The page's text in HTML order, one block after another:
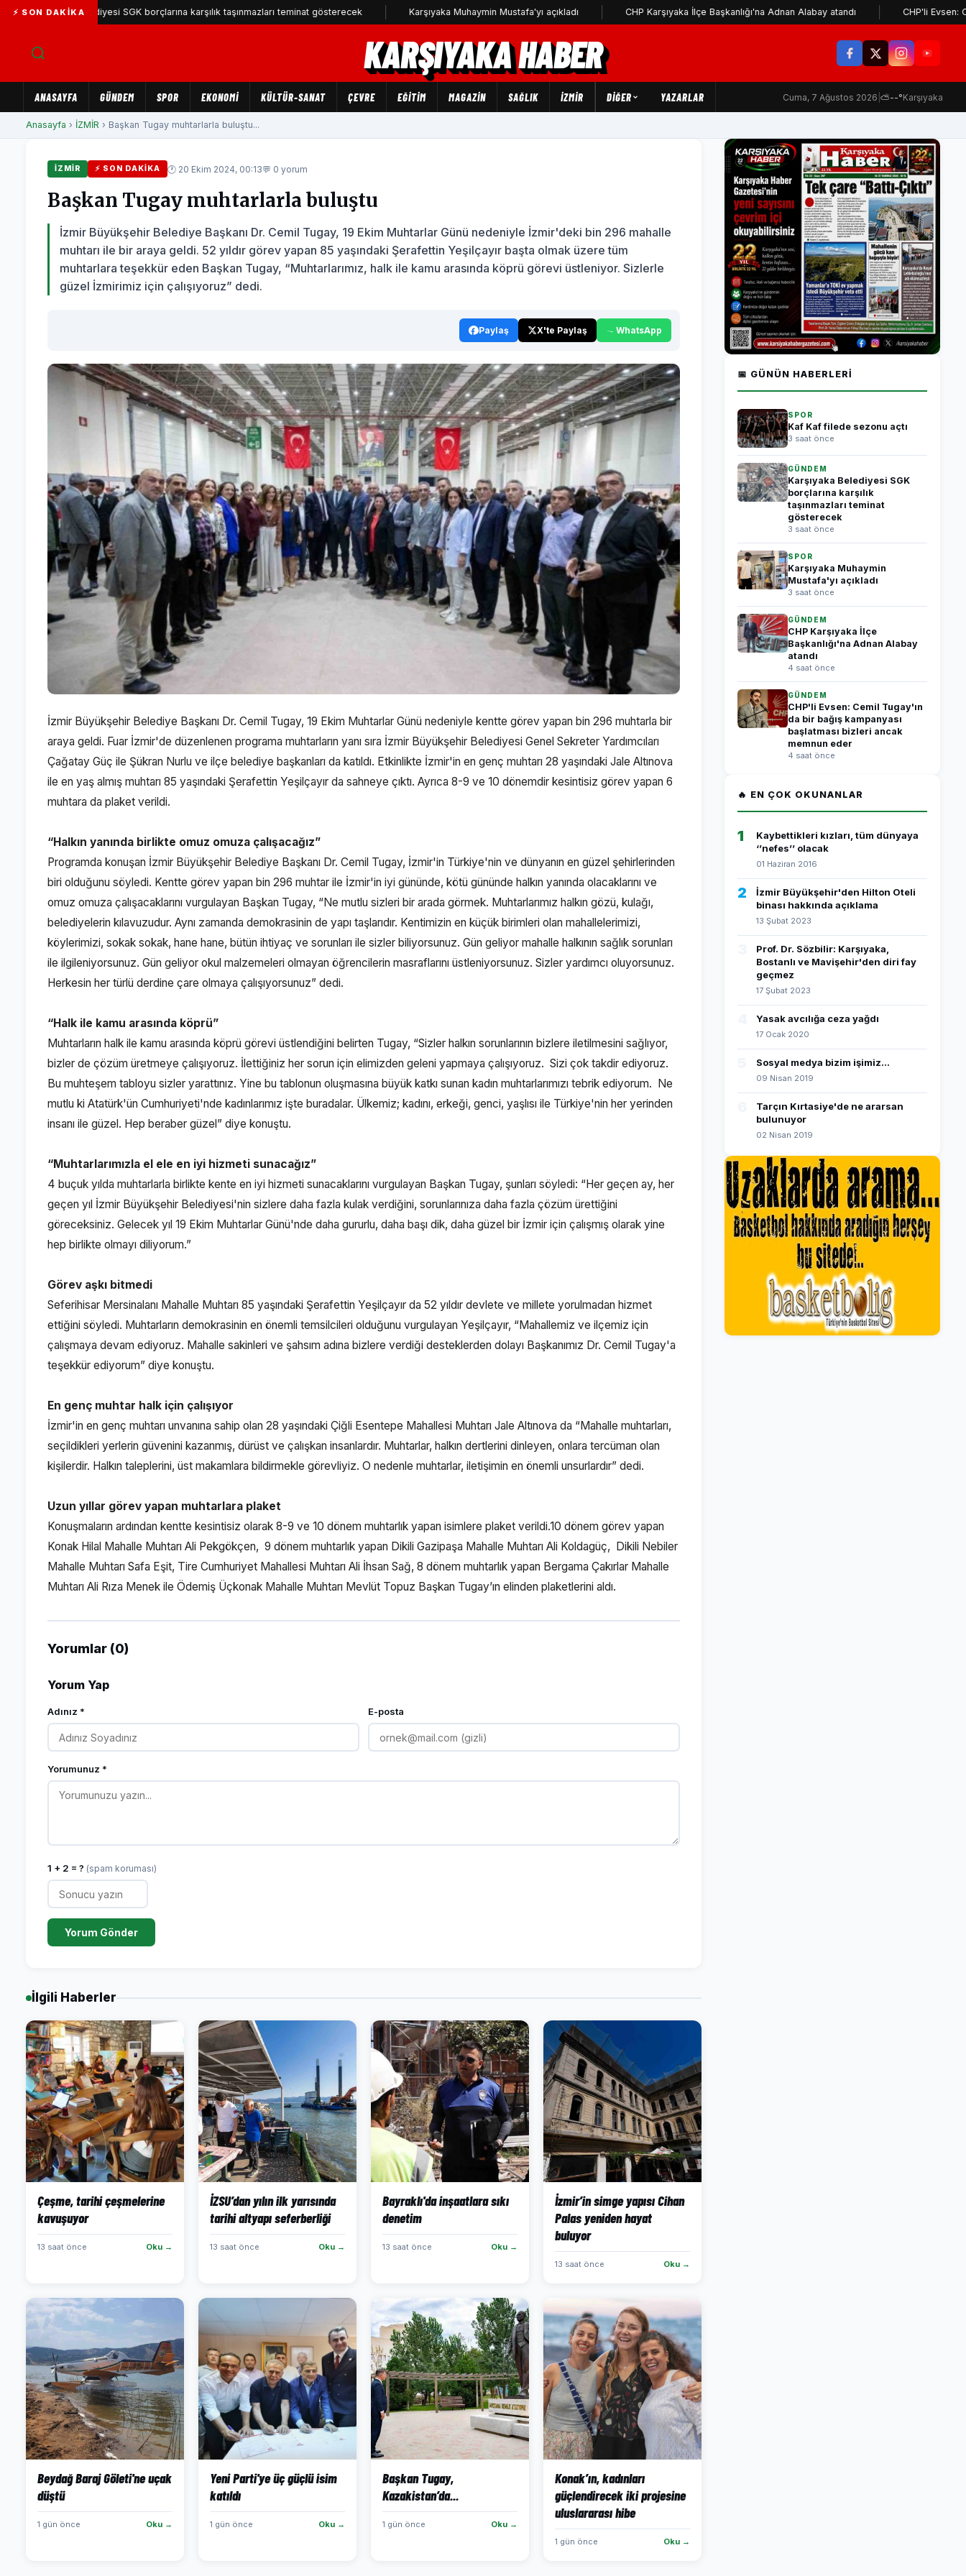
⚡ SON DAKIKA
Belediyesi SGK borçlarına karşılık taşınmazları teminat gösterecek Karşıyaka Muhaymin Mustafa'yı açıkladı CHP Karşıyaka İlçe Başkanlığı'na Adnan Alabay atandı CHP'li Evsen: Cemil
KARŞIYAKA HABER
ANASAYFA GÜNDEM SPOR EKONOMİ KÜLTÜR-SANAT ÇEVRE EĞİTİM MAGAZİN SAĞLIK İZMİR DIĞER YAZARLAR Cuma, 7 Ağustos 2026 ⛅--°Karşıyaka
Anasayfa › İZMİR › Başkan Tugay muhtarlarla buluştu...
İZMİR ⚡ SON DAKIKA 🕐 20 Ekim 2024, 00:13💬 0 yorum
Başkan Tugay muhtarlarla buluştu
İzmir Büyükşehir Belediye Başkanı Dr. Cemil Tugay, 19 Ekim Muhtarlar Günü nedeniyle İzmir'deki bin 296 mahalle
muhtarı ile bir araya geldi. 52 yıldır görev yapan 85 yaşındaki Şerafettin Yeşilçayır başta olmak üzere tüm
muhtarlara teşekkür eden Başkan Tugay, “Muhtarlarımız, halk ile kamu arasında köprü görevi üstleniyor. Sizlerle
güzel İzmirimiz için çalışıyoruz” dedi.
Paylaş X'te Paylaş WhatsApp
İzmir Büyükşehir Belediye Başkanı Dr. Cemil Tugay, 19 Ekim Muhtarlar Günü nedeniyle kentte görev yapan bin 296 muhtarla bir
araya geldi. Fuar İzmir'de düzenlenen programa muhtarların yanı sıra İzmir Büyükşehir Belediyesi Genel Sekreter Yardımcıları
Çağatay Güç ile Şükran Nurlu ve ilçe belediye başkanları da katıldı. Etkinlikte İzmir'in en genç muhtarı 28 yaşındaki Jale Altınova
ile en yaş almış muhtarı 85 yaşındaki Şerafettin Yeşilçayır da sahneye çıktı. Ayrıca 8-9 ve 10 dönemdir kesintisiz görev yapan 6
muhtara da plaket verildi.
“Halkın yanında birlikte omuz omuza çalışacağız”
Programda konuşan İzmir Büyükşehir Belediye Başkanı Dr. Cemil Tugay, İzmir'in Türkiye'nin ve dünyanın en güzel şehirlerinden
biri olduğunu söyledi. Kentte görev yapan bin 296 muhtar ile İzmir'in iyi gününde, kötü gününde halkın yanında olacaklarını ve
omuz omuza çalışacaklarını vurgulayan Başkan Tugay, “Ne mutlu sizleri bir arada görmek. Muhtarlarımız halkın gözü, kulağı,
belediyelerin kılavuzudur. Aynı zamanda demokrasinin de yapı taşlarıdır. Kentimizin en küçük birimleri olan mahallelerimizi,
köylerimizi, sokak sokak, hane hane, bütün ihtiyaç ve sorunları ile sizler biliyorsunuz. Gün geliyor mahalle halkının sağlık sorunları
ile ilgileniyorsunuz. Gün geliyor okul malzemeleri olmayan öğrencilerin masraflarını üstleniyorsunuz. Sizler yardımcı oluyorsunuz.
Herkesin her türlü derdine çare olmaya çalışıyorsunuz” dedi.
“Halk ile kamu arasında köprü”
Muhtarların halk ile kamu arasında köprü görevi üstlendiğini belirten Tugay, “Sizler halkın sorunlarının bizlere iletilmesini sağlıyor,
bizler de çözüm üretmeye çalışıyoruz. İlettiğiniz her sorun için elimizden geleni yapmaya çalışıyoruz. Sizi çok takdir ediyoruz.
Bu muhteşem tabloyu sizler yarattınız. Yine bu tablonun oluşmasına büyük katkı sunan kadın muhtarlarımızı tebrik ediyorum. Ne
mutlu ki Atatürk'ün Cumhuriyeti'nde kadınlarımız işte buradalar. Ülkemiz; kadını, erkeği, genci, yaşlısı ile Türkiye'nin her yerinden
insanı ile güzel. Hep beraber güzel” diye konuştu.
“Muhtarlarımızla el ele en iyi hizmeti sunacağız”
4 buçuk yılda muhtarlarla birlikte kente en iyi hizmeti sunacaklarını vurgulayan Başkan Tugay, şunları söyledi: “Her geçen ay, her
geçen yıl İzmir Büyükşehir Belediyesi'nin sizlere daha fazla kulak verdiğini, sorunlarınıza daha fazla çözüm ürettiğini
göreceksiniz. Gelecek yıl 19 Ekim Muhtarlar Günü'nde daha gururlu, daha başı dik, daha güzel bir İzmir için çalışmış olarak yine
hep birlikte olmayı diliyorum.”
Görev aşkı bitmedi
Seferihisar Mersinalanı Mahalle Muhtarı 85 yaşındaki Şerafettin Yeşilçayır da 52 yıldır devlete ve millete yorulmadan hizmet
ettiğini söyledi. Muhtarların demokrasinin en önemli temsilcileri olduğunu vurgulayan Yeşilçayır, “Mahallemiz ve ilçemiz için
çalışmaya devam ediyoruz. Mahalle sakinleri ve şahsım adına bizlere verdiği desteklerden dolayı Başkanımız Dr. Cemil Tugay'a
teşekkür ediyorum” diye konuştu.
En genç muhtar halk için çalışıyor
İzmir'in en genç muhtarı unvanına sahip olan 28 yaşındaki Çiğli Esentepe Mahallesi Muhtarı Jale Altınova da “Mahalle muhtarları,
seçildikleri yerlerin güvenini kazanmış, dürüst ve çalışkan insanlardır. Muhtarlar, halkın dertlerini dinleyen, onlara tercüman olan
kişilerdir. Halkın taleplerini, üst makamlara bildirmekle görevliyiz. O nedenle muhtarlar, iletişimin en önemli unsurlardır” dedi.
Uzun yıllar görev yapan muhtarlara plaket
Konuşmaların ardından kentte kesintisiz olarak 8-9 ve 10 dönem muhtarlık yapan isimlere plaket verildi.10 dönem görev yapan
Konak Hilal Mahalle Muhtarı Ali Pekgökçen, 9 dönem muhtarlık yapan Dikili Gazipaşa Mahalle Muhtarı Ali Koldagüç, Dikili Nebiler
Mahalle Muhtarı Safa Eşit, Tire Cumhuriyet Mahallesi Muhtarı Ali İhsan Sağ, 8 dönem muhtarlık yapan Bergama Çakırlar Mahalle
Muhtarı Ali Rıza Menek ile Ödemiş Üçkonak Mahalle Muhtarı Mevlüt Topuz Başkan Tugay’ın elinden plaketlerini aldı.
Yorumlar (0)
Yorum Yap
Adınız * E-posta
Yorumunuz *
1 + 2 = ? (spam koruması)
Yorum Gönder
İlgili Haberler
Çeşme, tarihi çeşmelerine
kavuşuyor
13 saat önce Oku →
İZSU’dan yılın ilk yarısında
tarihi altyapı seferberliği
13 saat önce Oku →
Bayraklı'da inşaatlara sıkı
denetim
13 saat önce Oku →
İzmir’in simge yapısı Cihan
Palas yeniden hayat
buluyor
13 saat önce Oku →
Beydağ Baraj Göleti'ne uçak
düştü
1 gün önce Oku →
Yeni Parti'ye üç güçlü isim
katıldı
1 gün önce Oku →
Başkan Tugay,
Kazakistan’da...
1 gün önce Oku →
Konak’ın, kadınları
güçlendirecek iki projesine
uluslararası hibe
1 gün önce Oku →
📅 GÜNÜN HABERLERI
SPOR
Kaf Kaf filede sezonu açtı
3 saat önce
GÜNDEM
Karşıyaka Belediyesi SGK
borçlarına karşılık
taşınmazları teminat
gösterecek
3 saat önce
SPOR
Karşıyaka Muhaymin
Mustafa'yı açıkladı
3 saat önce
GÜNDEM
CHP Karşıyaka İlçe
Başkanlığı'na Adnan Alabay
atandı
4 saat önce
GÜNDEM
CHP'li Evsen: Cemil Tugay'ın
da bir bağış kampanyası
başlatması bizleri ancak
memnun eder
4 saat önce
🔥 EN ÇOK OKUNANLAR
1
Kaybettikleri kızları, tüm dünyaya
‘’nefes’’ olacak
01 Haziran 2016
2
İzmir Büyükşehir'den Hilton Oteli
binası hakkında açıklama
13 Şubat 2023
Prof. Dr. Sözbilir: Karşıyaka,
Bostanlı ve Mavişehir'den diri fay
geçmez
17 Şubat 2023
Yasak avcılığa ceza yağdı
17 Ocak 2020
Sosyal medya bizim işimiz...
09 Nisan 2019
Tarçın Kırtasiye'de ne ararsan
bulunuyor
02 Nisan 2019